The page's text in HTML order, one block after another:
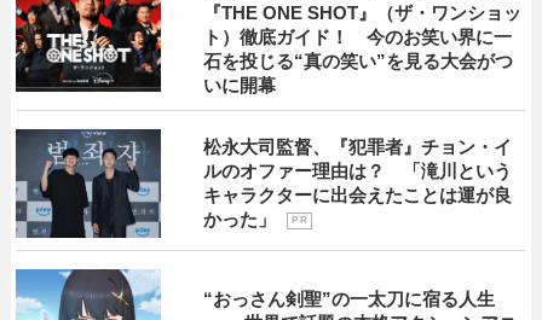
『THE ONE SHOT』（ザ・ワンショッ
ト）徹底ガイド！ 今のお笑い界に一
石を投じる“真の笑い”を見る大会がつ
いに開幕
松永大司監督、『犯罪者』チョン・イ
ルのオファー理由は？ 「滝川という
キャラクターに出会えたことは運が良
かった」
P R
“おっさん剣聖”の一太刀に宿る人生